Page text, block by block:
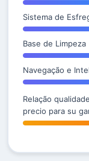
Sistema de
Base de Limpeza
Navegação e
Relação
precio para su